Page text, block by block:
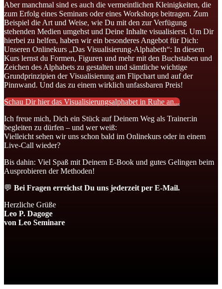
Aber manchmal sind es auch die vermeintlichen Kleinigkeiten, die
zum Erfolg eines Seminars oder eines Workshops beitragen. Zum
Beispiel die Art und Weise, wie Du mit den zur Verfügung
stehenden Medien umgehst und Deine Inhalte visualisierst. Um Dir
hierbei zu helfen, haben wir ein besonderes Angebot für Dich:
Unseren Onlinekurs „Das Visualisierung-Alphabeth“: In diesem
Kurs lernst du Formen, Figuren und mehr mit den Buchstaben und
Zeichen des Alphabets zu gestalten und sämtliche wichtige
Grundprinzipien der Visualisierung am Flipchart und auf der
Pinnwand. Und das zu einem wirklich unfassbaren Preis!
Schau Dir hier das Visualisierungsalphabet in Ruhe an...
Ich freue mich, Dich ein Stück auf Deinem Weg als Trainer:in
begleiten zu dürfen – und wer weiß:
Vielleicht sehen wir uns schon bald im Onlinekurs oder in einem
Live-Call wieder?
Bis dahin: Viel Spaß mit Deinem E-Book und gutes Gelingen beim
Ausprobieren der Methoden!
💬 Bei Fragen erreichst Du uns jederzeit per E-Mail.
Herzliche Grüße
Leo P. Dagoge
von Leo Seminare